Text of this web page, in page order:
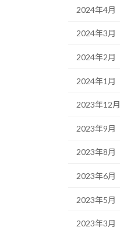
2024年4月
2024年3月
2024年2月
2024年1月
2023年12月
2023年9月
2023年8月
2023年6月
2023年5月
2023年3月